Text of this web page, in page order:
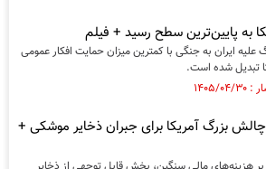
به پایین‌ترین سطح رسید + فیلم
ایران به جنگی با کمترین میزان حمایت افکار عمومی
تبدیل شده است.
بزرگ آمریکا برای جبران ذخایر موشکی +